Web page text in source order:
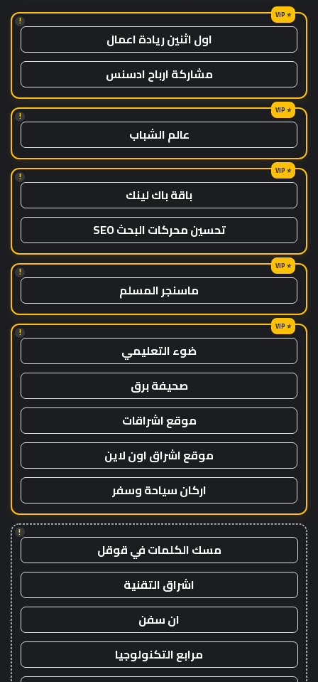
!
اول اثنين ريادة اعمال
مشاركة ارباح ادسنس
!
عالم الشباب
!
باقة باك لينك
تحسين محركات البحث SEO
!
ماسنجر المسلم
!
ضوء التعليمي
صحيفة برق
موقع اشراقات
موقع اشراق اون لاين
اركان سياحة وسفر
!
مسك الكلمات في قوقل
اشراق التقنية
ان سفن
مرابع التكنولوجيا